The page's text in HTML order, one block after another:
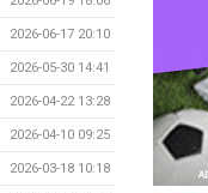
2026-06-17 20:10
2026-05-30 14:41
2026-04-22 13:28
2026-04-10 09:25
2026-03-18 10:18